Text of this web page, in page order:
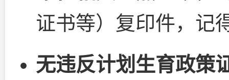
证书等）复印件，记
无违反计划生育政策